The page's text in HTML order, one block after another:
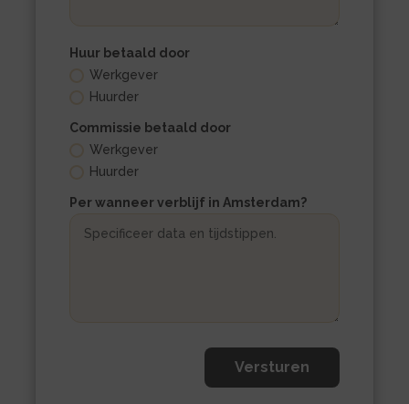
Huur betaald door
Werkgever
Huurder
Commissie betaald door
Werkgever
Huurder
Per wanneer verblijf in Amsterdam?